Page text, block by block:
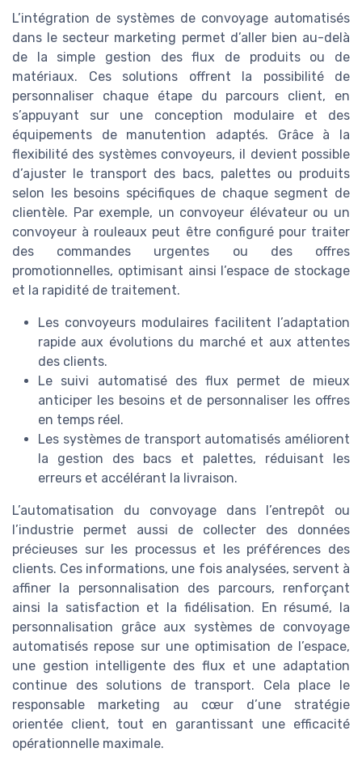
L’intégration de systèmes de convoyage automatisés
dans le secteur marketing permet d’aller bien au-delà
de la simple gestion des flux de produits ou de
matériaux. Ces solutions offrent la possibilité de
personnaliser chaque étape du parcours client, en
s’appuyant sur une conception modulaire et des
équipements de manutention adaptés. Grâce à la
flexibilité des systèmes convoyeurs, il devient possible
d’ajuster le transport des bacs, palettes ou produits
selon les besoins spécifiques de chaque segment de
clientèle. Par exemple, un convoyeur élévateur ou un
convoyeur à rouleaux peut être configuré pour traiter
des commandes urgentes ou des offres
promotionnelles, optimisant ainsi l’espace de stockage
et la rapidité de traitement.
Les convoyeurs modulaires facilitent l’adaptation
rapide aux évolutions du marché et aux attentes
des clients.
Le suivi automatisé des flux permet de mieux
anticiper les besoins et de personnaliser les offres
en temps réel.
Les systèmes de transport automatisés améliorent
la gestion des bacs et palettes, réduisant les
erreurs et accélérant la livraison.
L’automatisation du convoyage dans l’entrepôt ou
l’industrie permet aussi de collecter des données
précieuses sur les processus et les préférences des
clients. Ces informations, une fois analysées, servent à
affiner la personnalisation des parcours, renforçant
ainsi la satisfaction et la fidélisation. En résumé, la
personnalisation grâce aux systèmes de convoyage
automatisés repose sur une optimisation de l’espace,
une gestion intelligente des flux et une adaptation
continue des solutions de transport. Cela place le
responsable marketing au cœur d’une stratégie
orientée client, tout en garantissant une efficacité
opérationnelle maximale.